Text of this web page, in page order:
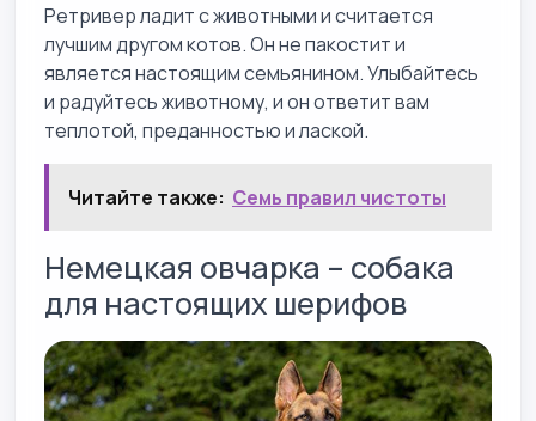
Ретривер ладит с животными и считается
лучшим другом котов. Он не пакостит и
является настоящим семьянином. Улыбайтесь
и радуйтесь животному, и он ответит вам
теплотой, преданностью и лаской.
Читайте также: Семь правил чистоты
Немецкая овчарка – собака
для настоящих шерифов